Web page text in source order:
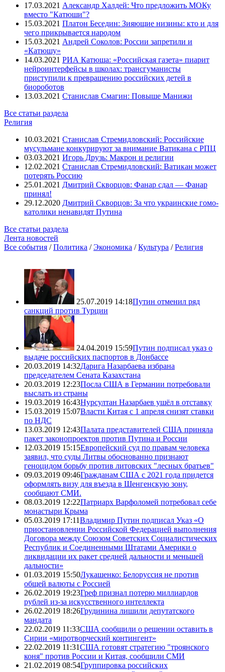
17.03.2021 Александр Халдей: Что предложить МОКу
вместо "Катюши"?
15.03.2021 Платон Беседин: Зияющие низины: кто и для
чего прикрывается народом
15.03.2021 Андрей Соколов: России запретили и
«Катюшу»
14.03.2021 РИА Катюша: «Российская газета» пиарит
нейроинтерфейсы в школах: трансгуманисты
приступили к превращению российских детей в
биороботов
13.03.2021 Станислав Смагин: Повыше Манижи
Все статьи раздела
Религия
10.03.2021 Станислав Стремидловский: Российские
мусульмане конкурируют за внимание Ватикана с РПЦ
03.03.2021 Игорь Друзь: Макрон и религии
12.02.2021 Станислав Стремидловский: Ватикан может
потерять Россию
25.01.2021 Дмитрий Скворцов: Фанар сдал — Фанар
принял!
29.12.2020 Дмитрий Скворцов: За что украинские гомо-
католики ненавидят Путина
Все статьи раздела
Лента новостей
Все события /Политика /Экономика /Культура /Религия
25.07.2019 14:18Путин отменил ряд
санкций против Турции
24.04.2019 15:59Путин подписал указ о
выдаче российских паспортов в Донбассе
20.03.2019 14:32Дарига Назарбаева избрана
председателем Сената Казахстана
20.03.2019 12:23Посла США в Германии потребовали
выслать из страны
19.03.2019 16:43Нурсултан Назарбаев ушёл в отставку
15.03.2019 15:07Власти Китая с 1 апреля снизят ставки
по НДС
13.03.2019 12:43Палата представителей США приняла
пакет законопроектов против Путина и России
12.03.2019 15:15Европейский суд по правам человека
заявил, что суды Литвы обоснованно признают
геноцидом борьбу против литовских "лесных братьев"
09.03.2019 09:46Гражданам США с 2021 года придется
оформлять визу для въезда в Шенгенскую зону,
сообщают СМИ.
08.03.2019 12:22Патриарх Варфоломей потребовал себе
монастыри Крыма
05.03.2019 17:11Владимир Путин подписал Указ «О
приостановлении Российской Федерацией выполнения
Договора между Союзом Советских Социалистических
Республик и Соединенными Штатами Америки о
ликвидации их ракет средней дальности и меньшей
дальности»
01.03.2019 15:50Лукашенко: Белоруссия не против
общей валюты с Россией
26.02.2019 19:23Греф признал потерю миллиардов
рублей из-за искусственного интеллекта
26.02.2019 18:26Грудинина лишили депутатского
мандата
22.02.2019 11:33США сообщили о решении оставить в
Сирии «миротворческий контингент»
22.02.2019 11:31США готовят стратегию "троянского
коня" против России и Китая, сообщили СМИ
21.02.2019 08:54Группировка российских